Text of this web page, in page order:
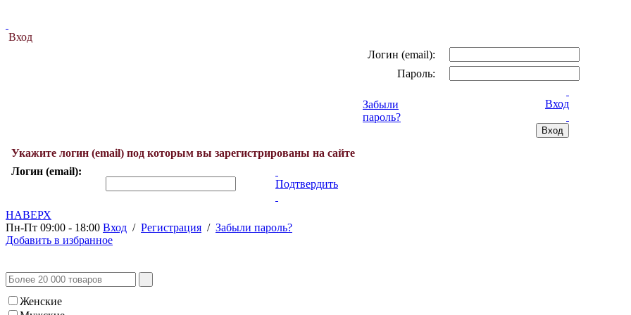
Вход
Логин (email):
Пароль:
Забыли
пароль?
Вход
Укажите логин (email) под которым вы зарегистрированы на сайте
Логин (email):
Подтвердить
НАВЕРХ
Пн-Пт 09:00 - 18:00 Вход / Регистрация / Забыли пароль?
Добавить в избранное
Женские